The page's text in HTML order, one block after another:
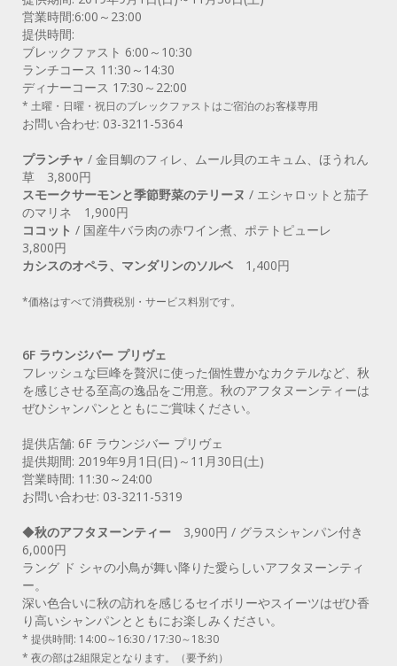
営業時間:6:00～23:00
提供時間:
ブレックファスト 6:00～10:30
ランチコース 11:30～14:30
ディナーコース 17:30～22:00
* 土曜・日曜・祝日のブレックファストはご宿泊のお客様専用
お問い合わせ: 03-3211-5364
プランチャ / 金目鯛のフィレ、ムール貝のエキュム、ほうれん
草 3,800円
スモークサーモンと季節野菜のテリーヌ / エシャロットと茄子
のマリネ 1,900円
ココット / 国産牛バラ肉の赤ワイン煮、ポテトピューレ
3,800円
カシスのオペラ、マンダリンのソルベ 1,400円
*価格はすべて消費税別・サービス料別です。
6F ラウンジバー プリヴェ
フレッシュな巨峰を贅沢に使った個性豊かなカクテルなど、秋
を感じさせる至高の逸品をご用意。秋のアフタヌーンティーは
ぜひシャンパンとともにご賞味ください。
提供店舗: 6F ラウンジバー プリヴェ
提供期間: 2019年9月1日(日)～11月30日(土)
営業時間: 11:30～24:00
お問い合わせ: 03-3211-5319
◆秋のアフタヌーンティー 3,900円 / グラスシャンパン付き
6,000円
ラング ド シャの小鳥が舞い降りた愛らしいアフタヌーンティ
ー。
深い色合いに秋の訪れを感じるセイボリーやスイーツはぜひ香
り高いシャンパンとともにお楽しみください。
* 提供時間: 14:00～16:30 / 17:30～18:30
* 夜の部は2組限定となります。（要予約）